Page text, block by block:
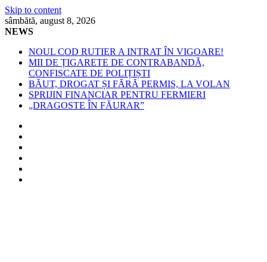
Skip to content
sâmbătă, august 8, 2026
NEWS
NOUL COD RUTIER A INTRAT ÎN VIGOARE!
MII DE ȚIGARETE DE CONTRABANDĂ,
CONFISCATE DE POLIȚIȘTI
BĂUT, DROGAT ȘI FĂRĂ PERMIS, LA VOLAN
SPRIJIN FINANCIAR PENTRU FERMIERI
„DRAGOSTE ÎN FĂURAR”